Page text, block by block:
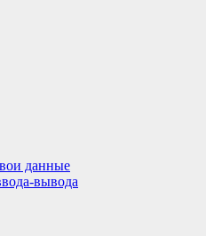
данные
вывода